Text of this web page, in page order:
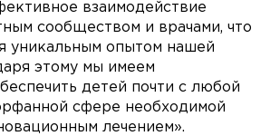
взаимодействие
сообществом и врачами, что
уникальным опытом нашей
этому мы имеем
детей почти с любой
сфере необходимой
лечением».